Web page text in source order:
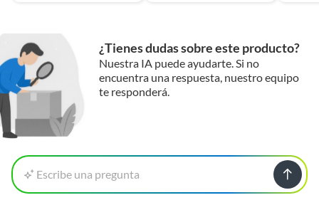
¿Tienes dudas sobre este producto?
Nuestra IA puede ayudarte. Si no
encuentra una respuesta, nuestro equipo
te responderá.
Escribe una pregunta